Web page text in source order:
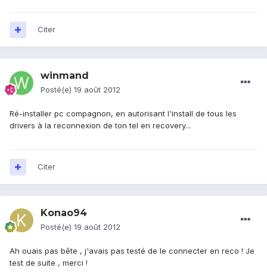
Citer
winmand
Posté(e) 19 août 2012
Ré-installer pc compagnon, en autorisant l'install de tous les
drivers à la reconnexion de ton tel en recovery...
Citer
Konao94
Posté(e) 19 août 2012
Ah ouais pas bête , j'avais pas testé de le connecter en reco ! Je
test de suite , merci !